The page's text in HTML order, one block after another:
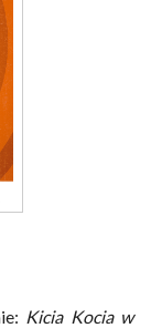
Kicia Kocia w